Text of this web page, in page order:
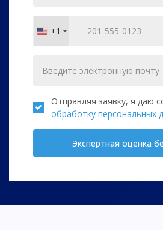
United
States
+1
Отправляя заявку, я даю
обработку персональных
Экспертная оценка